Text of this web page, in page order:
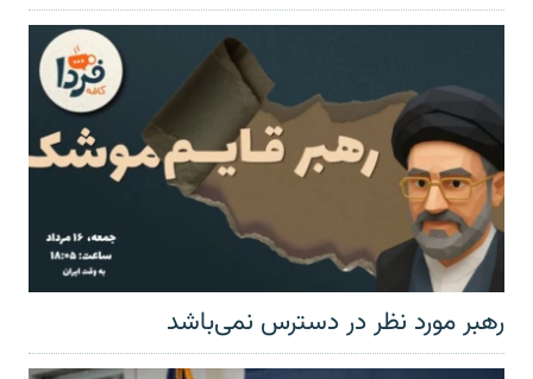
رهبر مورد نظر در دسترس نمی‌باشد